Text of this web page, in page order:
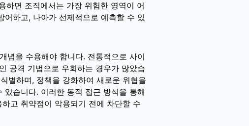
하면 조직에서는 가장 위험한 영역이 어
하고, 나아가 선제적으로 예측할 수 있
념을 수용해야 합니다. 전통적으로 사이
공격 기법으로 우회하는 경우가 많았습
별하며, 정책을 강화하여 새로운 위협을
습니다. 이러한 동적 접근 방식을 통해
고 취약점이 악용되기 전에 차단할 수